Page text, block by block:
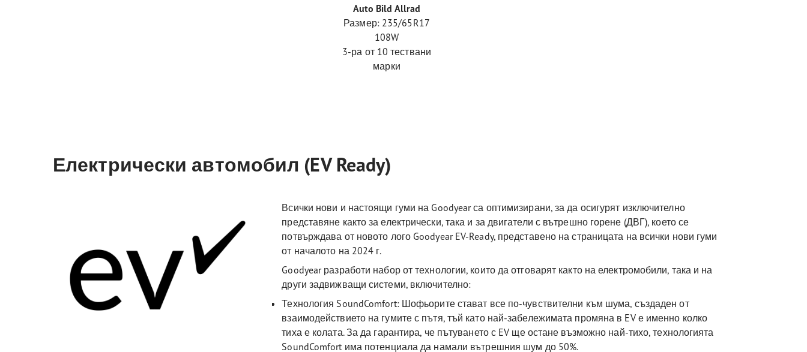
Auto Bild Allrad
Размер: 235/65R17
108W
3-ра от 10 тествани
марки
Електрически автомобил (EV Ready)
Всички нови и настоящи гуми на Goodyear са оптимизирани, за да осигурят изключително
представяне както за електрически, така и за двигатели с вътрешно горене (ДВГ), което се
потвърждава от новото лого Goodyear EV-Ready, представено на страницата на всички нови гуми
от началото на 2024 г.
Goodyear разработи набор от технологии, които да отговарят както на електромобили, така и на
други задвижващи системи, включително:
Технология SoundComfort: Шофьорите стават все по-чувствителни към шума, създаден от
взаимодействието на гумите с пътя, тъй като най-забележимата промяна в EV е именно колко
тиха е колата. За да гарантира, че пътуването с EV ще остане възможно най-тихо, технологията
SoundComfort има потенциала да намали вътрешния шум до 50%.